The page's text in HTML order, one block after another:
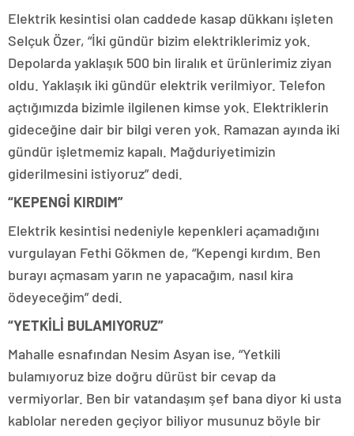
Elektrik kesintisi olan caddede kasap dükkanı işleten
Selçuk Özer, “İki gündür bizim elektriklerimiz yok.
Depolarda yaklaşık 500 bin liralık et ürünlerimiz ziyan
oldu. Yaklaşık iki gündür elektrik verilmiyor. Telefon
açtığımızda bizimle ilgilenen kimse yok. Elektriklerin
gideceğine dair bir bilgi veren yok. Ramazan ayında iki
gündür işletmemiz kapalı. Mağduriyetimizin
giderilmesini istiyoruz” dedi.
“KEPENGİ KIRDIM”
Elektrik kesintisi nedeniyle kepenkleri açamadığını
vurgulayan Fethi Gökmen de, “Kepengi kırdım. Ben
burayı açmasam yarın ne yapacağım, nasıl kira
ödeyeceğim” dedi.
“YETKİLİ BULAMIYORUZ”
Mahalle esnafından Nesim Asyan ise, “Yetkili
bulamıyoruz bize doğru dürüst bir cevap da
vermiyorlar. Ben bir vatandaşım şef bana diyor ki usta
kablolar nereden geçiyor biliyor musunuz böyle bir